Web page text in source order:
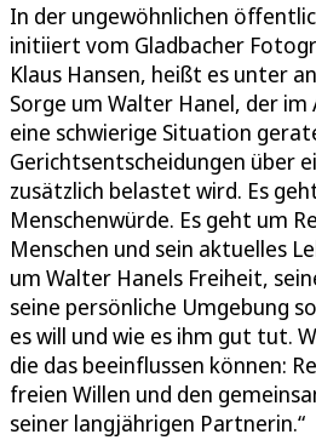
In der ungewöhnlichen
initiiert vom Gladbacher
Klaus Hansen, heißt es unter
Sorge um Walter Hanel, der im
eine schwierige Situation
Gerichtsentscheidungen über
zusätzlich belastet wird. Es
Menschenwürde. Es geht um
Menschen und sein aktuelles
um Walter Hanels Freiheit,
seine persönliche Umgebung
es will und wie es ihm gut tut.
die das beeinflussen können:
freien Willen und den
seiner langjährigen Partnerin.“